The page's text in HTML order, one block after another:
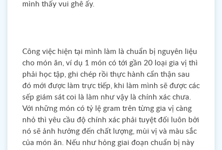
mình thấy vui ghê ấy.
Công việc hiện tại mình làm là chuẩn bị nguyên liệu
cho món ăn, ví dụ 1 món có tới gần 20 loại gia vị thì
phải học tập, ghi chép rồi thực hành cẩn thận sau
đó mới được làm trực tiếp, khi làm mình sẽ được các
sếp giám sát coi là làm như vậy là chính xác chưa.
Với những món có tỷ lệ gram trên từng gia vị càng
nhỏ thì yêu cầu độ chính xác phải tuyệt đối luôn bởi
nó sẽ ảnh hưởng đến chất lượng, mùi vị và màu sắc
của món ăn. Nếu như hỏng giai đoạn chuẩn bị này